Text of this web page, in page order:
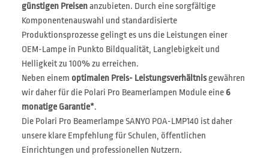
günstigen Preisenanzubieten. Durch eine sorgfältige
Komponentenauswahl und standardisierte
Produktionsprozesse gelingt es uns die Leistungen einer
OEM-Lampe in Punkto Bildqualität, Langlebigkeit und
Helligkeit zu 100% zu erreichen.
Neben einem optimalen Preis- Leistungsverhältnisgewähren
wir daher für die Polari Pro Beamerlampen Module eine 6
monatige Garantie*.
Die Polari Pro Beamerlampe SANYO POA-LMP140 ist daher
unsere klare Empfehlung für Schulen, öffentlichen
Einrichtungen und professionellen Nutzern.